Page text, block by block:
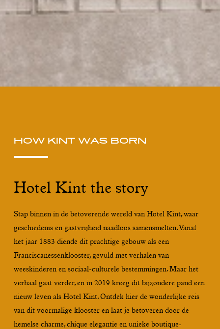
Hotel Kint the story
HOW KINT WAS BORN
Stap binnen in de betoverende wereld van Hotel Kint, waar
geschiedenis en gastvrijheid naadloos samensmelten. Vanaf
het jaar 1883 diende dit prachtige gebouw als een
Franciscanessenklooster, gevuld met verhalen van
weeskinderen en sociaal-culturele bestemmingen. Maar het
verhaal gaat verder, en in 2019 kreeg dit bijzondere pand een
nieuw leven als Hotel Kint. Ontdek hier de wonderlijke reis
van dit voormalige klooster en laat je betoveren door de
hemelse charme, chique elegantie en unieke boutique-